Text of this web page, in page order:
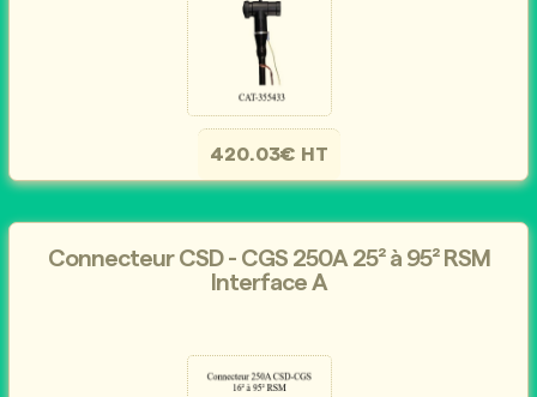
420.03€ HT
Connecteur CSD - CGS 250A 25² à 95² RSM
Interface A